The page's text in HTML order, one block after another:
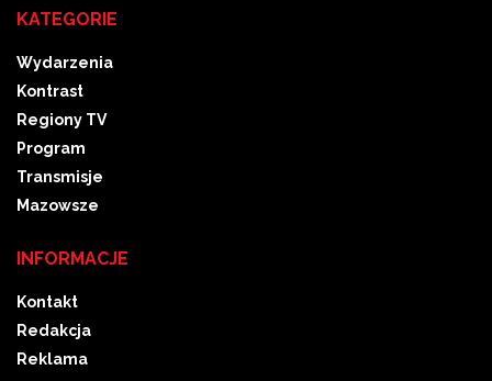
KATEGORIE
Wydarzenia
Kontrast
Regiony TV
Program
Transmisje
Mazowsze
INFORMACJE
Kontakt
Redakcja
Reklama